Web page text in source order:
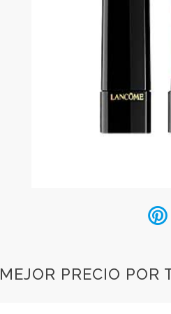
MEJOR PRECIO POR